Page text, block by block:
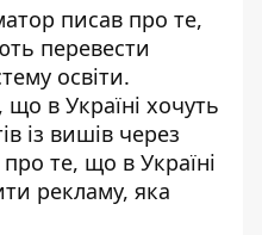
писав про те,
перевести
освіти.
в Україні хочуть
із вишів через
те, що в Україні
рекламу, яка